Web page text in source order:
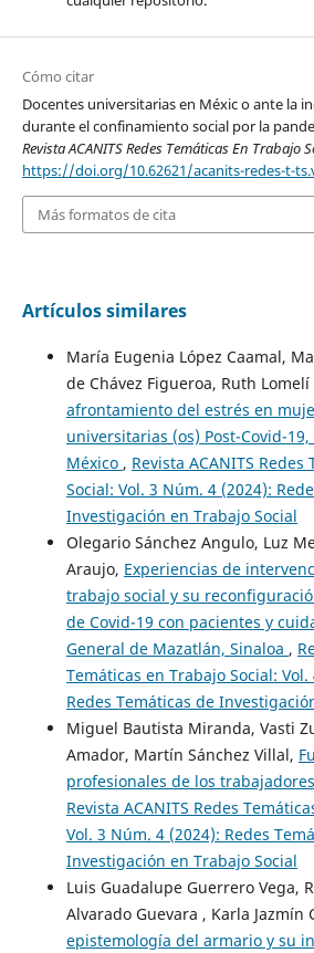
Cómo citar
Docentes universitarias en Méxic o ante la
durante el confinamiento social por la
Revista ACANITS Redes Temáticas En Trabajo
https://doi.org/10.62621/acanits-redes-t-
Más formatos de cita
Artículos similares
María Eugenia López Caamal,
de Chávez Figueroa, Ruth
afrontamiento del estrés en
universitarias (os) Post-Covid-
México , Revista ACANITS
Social: Vol. 3 Núm. 4 (2024):
Investigación en Trabajo Social
Olegario Sánchez Angulo, Luz
Araujo, Experiencias de
trabajo social y su
de Covid-19 con pacientes y
General de Mazatlán, Sinaloa ,
Temáticas en Trabajo Social:
Redes Temáticas de
Miguel Bautista Miranda, Vasti
Amador, Martín Sánchez Villal,
profesionales de los
Revista ACANITS Redes
Vol. 3 Núm. 4 (2024): Redes
Investigación en Trabajo Social
Luis Guadalupe Guerrero Vega,
Alvarado Guevara , Karla Jazmín
epistemología del armario y su